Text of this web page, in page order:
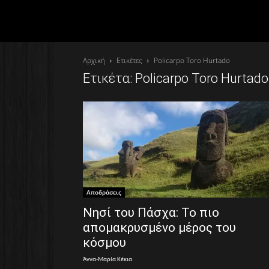
Αρχική Ετικέτες Policarpo Toro Hurtado
Ετικέτα: Policarpo Toro Hurtado
Αποδράσεις
Νησί του Πάσχα: Το πιο
απομακρυσμένο μέρος του
κόσμου
Άννα-Μαρία Κέκια